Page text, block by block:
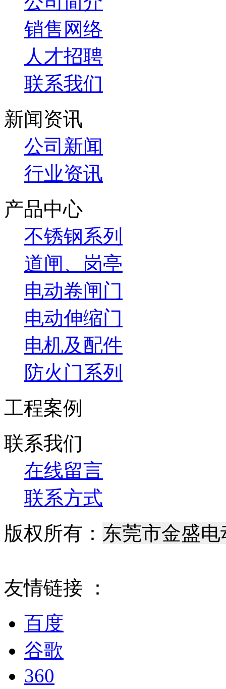
销售网络
人才招聘
联系我们
新闻资讯
公司新闻
行业资讯
产品中心
不锈钢系列
道闸、岗亭
电动卷闸门
电动伸缩门
电机及配件
防火门系列
工程案例
联系我们
在线留言
联系方式
版权所有： 东莞市金盛
友情链接 ：
百度
谷歌
360